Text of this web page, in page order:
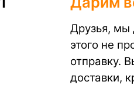
Друзья, мы
этого не
отправку.
доставки,